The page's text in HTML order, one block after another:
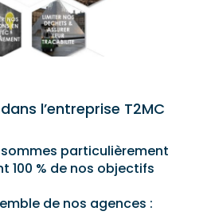
l’entreprise T2MC
sommes particulièrement
100 % de nos objectifs
de nos agences :